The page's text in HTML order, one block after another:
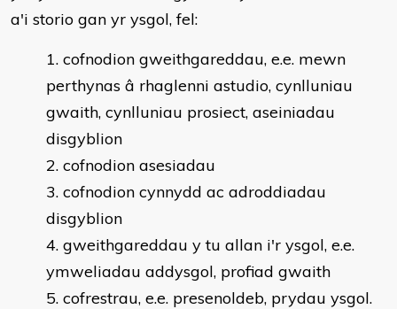
a'i storio gan yr ysgol, fel:
cofnodion gweithgareddau, e.e. mewn
perthynas â rhaglenni astudio, cynlluniau
gwaith, cynlluniau prosiect, aseiniadau
disgyblion
cofnodion asesiadau
cofnodion cynnydd ac adroddiadau
disgyblion
gweithgareddau y tu allan i'r ysgol, e.e.
ymweliadau addysgol, profiad gwaith
cofrestrau, e.e. presenoldeb, prydau ysgol.